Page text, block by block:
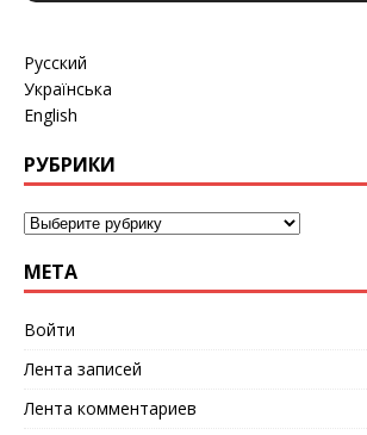
Русский
Українська
English
РУБРИКИ
МЕТА
Войти
Лента записей
Лента комментариев